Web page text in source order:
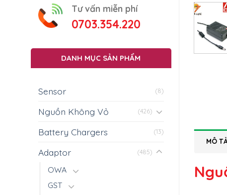
Tư vấn miễn phí
0703.354.220
DANH MỤC SẢN PHẨM
Sensor (8)
Nguồn Không Vỏ (426)
Battery Chargers (13)
Adaptor (485)
OWA
GST
MÔ